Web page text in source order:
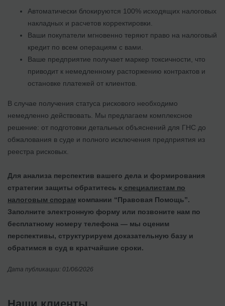
Автоматически блокируются 100% исходящих налоговых
накладных и расчетов корректировки.
Ваши покупатели мгновенно теряют право на налоговый
кредит по всем операциям с вами.
Ваше предприятие получает маркер токсичности, что
приводит к немедленному расторжению контрактов и
остановке платежей от клиентов.
В случае получения статуса рискового необходимо
немедленно действовать. Мы предлагаем комплексное
решение: от подготовки детальных объяснений для ГНС до
обжалования в суде и полного исключения предприятия из
реестра рисковых.
Для анализа перспектив вашего дела и формирования
стратегии защиты обратитесь к специалистам по
налоговым спорам компании “Правовая Помощь”.
Заполните электронную форму или позвоните нам по
бесплатному номеру телефона — мы оценим
перспективы, структурируем доказательную базу и
обратимся в суд в кратчайшие сроки.
Дата публикации: 01/06/2026